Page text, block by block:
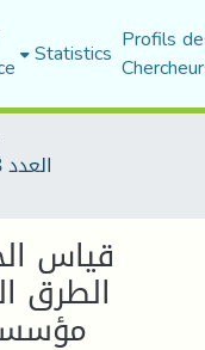
Statistics Profils
العدد 18
قياس
الطرق